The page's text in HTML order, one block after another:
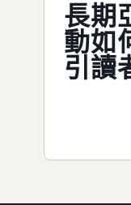
長期
動如
引讀